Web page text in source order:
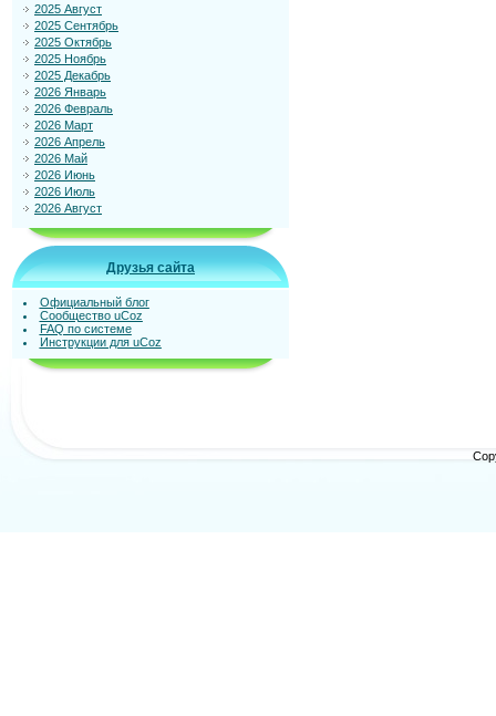
2025 Август
2025 Сентябрь
2025 Октябрь
2025 Ноябрь
2025 Декабрь
2026 Январь
2026 Февраль
2026 Март
2026 Апрель
2026 Май
2026 Июнь
2026 Июль
2026 Август
Друзья сайта
Официальный блог
Сообщество uCoz
FAQ по системе
Инструкции для uCoz